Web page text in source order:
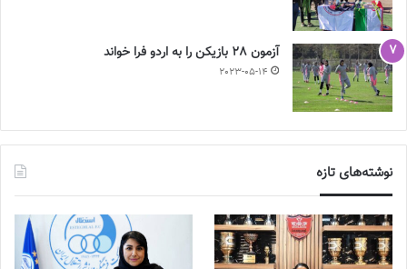
آزمون 28 بازیکن را به اردو فرا خواند
2023-05-14
نوشته‌های تازه